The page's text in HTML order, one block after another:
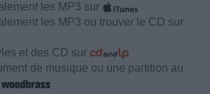
les MP3 sur
les MP3 ou trouver le CD sur
et des CD sur
de musique ou une partition au